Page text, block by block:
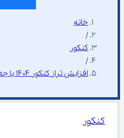
خانه
/
کنکور
/
افزایش تراز کنکور ۱۴۰۴ با چه روشی امکان پذیر است؟
کنکور